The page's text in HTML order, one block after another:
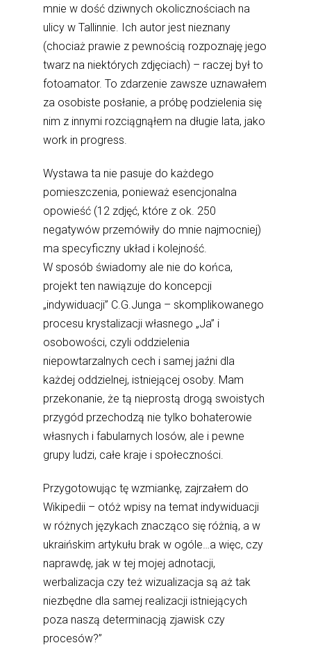
mnie w dość dziwnych okolicznościach na
ulicy w Tallinnie. Ich autor jest nieznany
(chociaż prawie z pewnością rozpoznaję jego
twarz na niektórych zdjęciach) – raczej był to
fotoamator. To zdarzenie zawsze uznawałem
za osobiste posłanie, a próbę podzielenia się
nim z innymi rozciągnąłem na długie lata, jako
work in progress.
Wystawa ta nie pasuje do każdego
pomieszczenia, ponieważ esencjonalna
opowieść (12 zdjęć, które z ok. 250
negatywów przemówiły do mnie najmocniej)
ma specyficzny układ i kolejność.
W sposób świadomy ale nie do końca,
projekt ten nawiązuje do koncepcji
„indywiduacji” C.G.Junga – skomplikowanego
procesu krystalizacji własnego „Ja” i
osobowości, czyli oddzielenia
niepowtarzalnych cech i samej jaźni dla
każdej oddzielnej, istniejącej osoby. Mam
przekonanie, że tą nieprostą drogą swoistych
przygód przechodzą nie tylko bohaterowie
własnych i fabularnych losów, ale i pewne
grupy ludzi, całe kraje i społeczności.
Przygotowując tę wzmiankę, zajrzałem do
Wikipedii – otóż wpisy na temat indywiduacji
w różnych językach znacząco się różnią, a w
ukraińskim artykułu brak w ogóle…a więc, czy
naprawdę, jak w tej mojej adnotacji,
werbalizacja czy też wizualizacja są aż tak
niezbędne dla samej realizacji istniejących
poza naszą determinacją zjawisk czy
procesów?”